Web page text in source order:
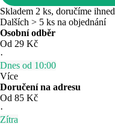
Skladem 2 ks, doručíme ihned
Dalších > 5 ks na objednání
Osobní odběr
Od 29 Kč
·
Dnes od 10:00
Více
Doručení na adresu
Od 85 Kč
·
Zítra